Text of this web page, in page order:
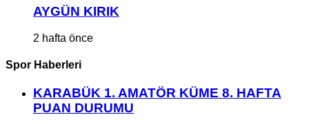
AYGÜN KIRIK
2 hafta önce
Spor Haberleri
KARABÜK 1. AMATÖR KÜME 8. HAFTA
PUAN DURUMU